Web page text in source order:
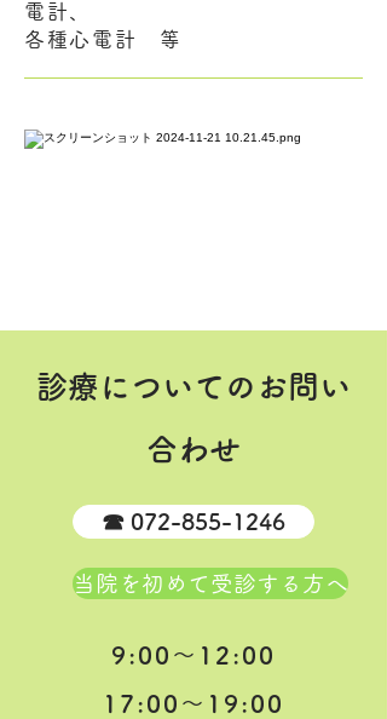
電計、
各種心電計 等
​診療についてのお問い
合わせ
☎︎ 072-855-1246
当院を初めて受診する方へ
9:00～12:00
17:00～19:00